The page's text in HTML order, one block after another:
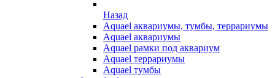
Назад
Aquael аквариумы, тумбы, террариумы
Aquael аквариумы
Aquael рамки под аквариум
Aquael террариумы
Aquael тумбы